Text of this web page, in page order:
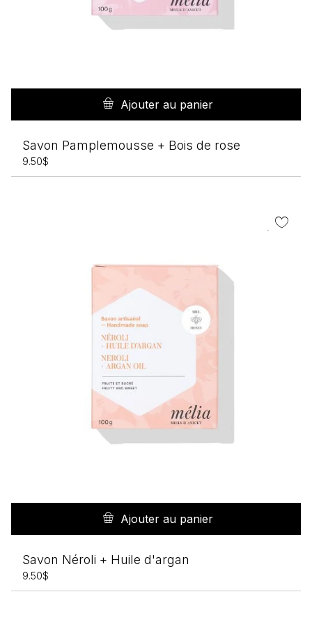
Ajouter au panier
Savon Pamplemousse + Bois de rose
9.50$
Ajouter au panier
Savon Néroli + Huile d'argan
9.50$